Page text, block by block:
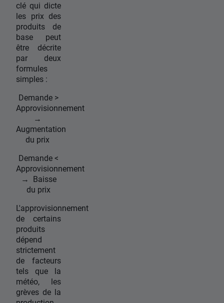
clé qui dicte
les prix des
produits de
base peut
être décrite
par deux
formules
simples :
Demande >
Approvisionnement
→
Augmentation
du prix
Demande <
Approvisionnement
→ Baisse
du prix
L'approvisionnement
de certains
produits
dépend
strictement
de facteurs
tels que la
météo, les
grèves de la